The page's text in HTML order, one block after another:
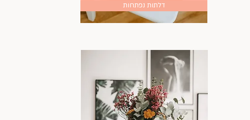
דלתות נפתחות